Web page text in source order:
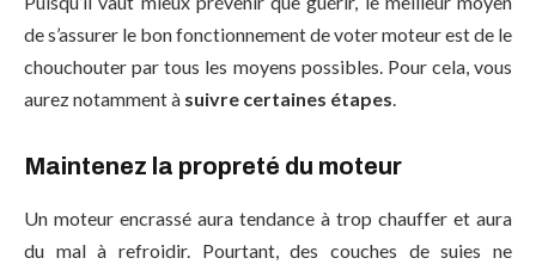
de s’assurer le bon fonctionnement de voter moteur est de le
chouchouter par tous les moyens possibles. Pour cela, vous
aurez notamment à suivre certaines étapes.
Maintenez la propreté du moteur
Un moteur encrassé aura tendance à trop chauffer et aura
du mal à refroidir. Pourtant, des couches de suies ne